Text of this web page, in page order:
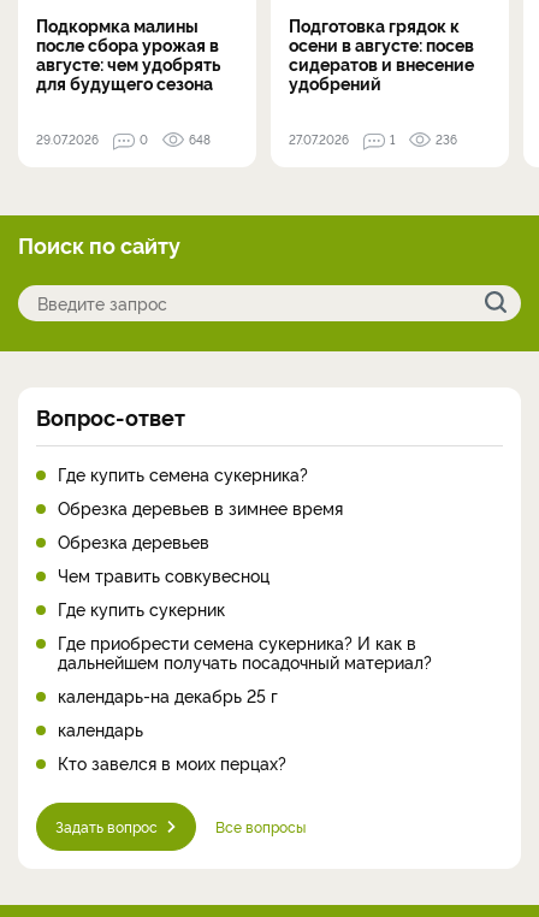
Подкормка малины
после сбора урожая в
августе: чем удобрять
для будущего сезона
29.07.2026 0 648
Подготовка грядок к
осени в августе: посев
сидератов и внесение
удобрений
27.07.2026 1 236
Поиск по сайту
Вопрос-ответ
Где купить семена сукерника?
Обрезка деревьев в зимнее время
Обрезка деревьев
Чем травить совкувесноц
Где купить сукерник
Где приобрести семена сукерника? И как в
дальнейшем получать посадочный материал?
календарь-на декабрь 25 г
календарь
Кто завелся в моих перцах?
Задать вопрос Все вопросы